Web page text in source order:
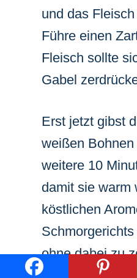
und das
Führe einen
Fleisch sollte
Gabel
Erst jetzt gibst
weißen
weitere 10
damit sie warm
köstlichen
ohne dabei zu